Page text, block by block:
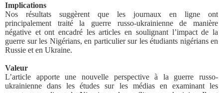
Implications
Nos résultats suggèrent que les journaux en ligne ont
principalement traité la guerre russo-ukrainienne de manière
négative et ont encadré les articles en soulignant l’impact de la
guerre sur les Nigérians, en particulier sur les étudiants nigérians en
Russie et en Ukraine.
Valeur
L’article apporte une nouvelle perspective à la guerre russo-
ukrainienne dans les études sur les médias en examinant les